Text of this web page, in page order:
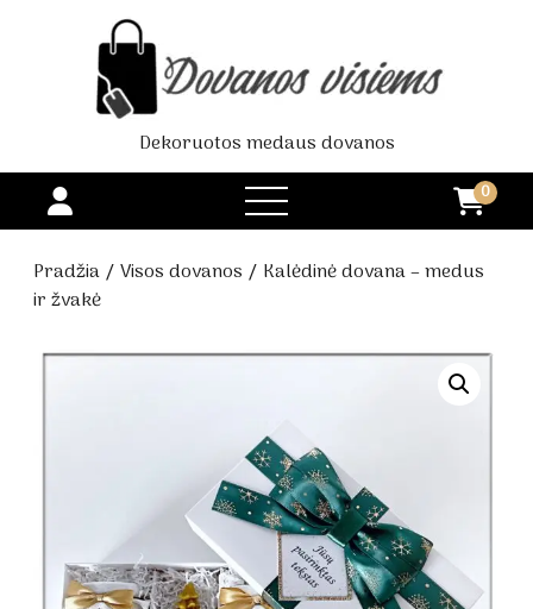
Dekoruotos medaus dovanos
open
menu
0
Pradžia/Visos dovanos / Kalėdinė dovana – medus
ir žvakė